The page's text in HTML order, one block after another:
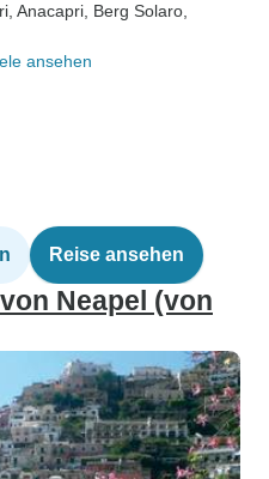
, Anacapri , Berg Solaro
ansehen
Reise ansehen
Neapel (von